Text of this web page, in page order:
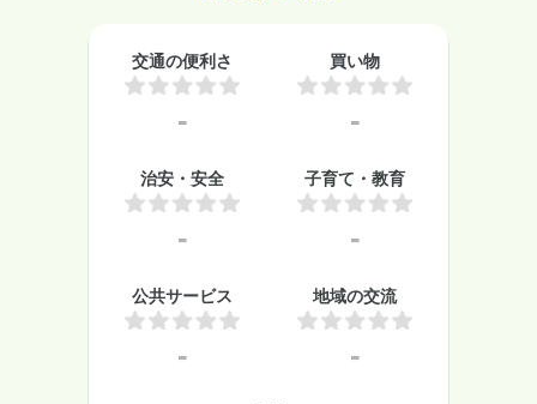
交通の便利さ
-
買い物
-
治安・安全
-
子育て・教育
-
公共サービス
-
地域の交流
-